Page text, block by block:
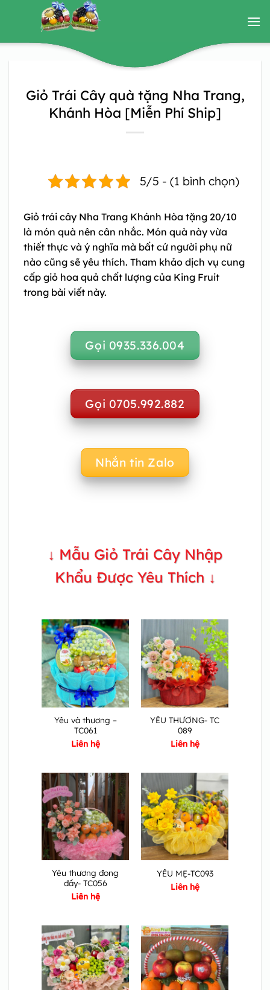
Giỏ Trái Cây quà tặng Nha Trang,
Khánh Hòa [Miễn Phí Ship]
5/5 - (1 bình chọn)
Giỏ trái cây Nha Trang Khánh Hòa tặng 20/10
là món quà nên cân nhắc. Món quà này vừa
thiết thực và ý nghĩa mà bất cứ người phụ nữ
nào cũng sẽ yêu thích. Tham khảo dịch vụ cung
cấp giỏ hoa quả chất lượng của King Fruit
trong bài viết này.
Gọi 0935.336.004
Gọi 0705.992.882
Nhắn tin Zalo
↓ Mẫu Giỏ Trái Cây Nhập
Khẩu Được Yêu Thích ↓
Yêu và thương –
TC061
Liên hệ
YÊU THƯƠNG- TC
089
Liên hệ
Yêu thương đong
đầy- TC056
Liên hệ
YÊU MẸ-TC093
Liên hệ